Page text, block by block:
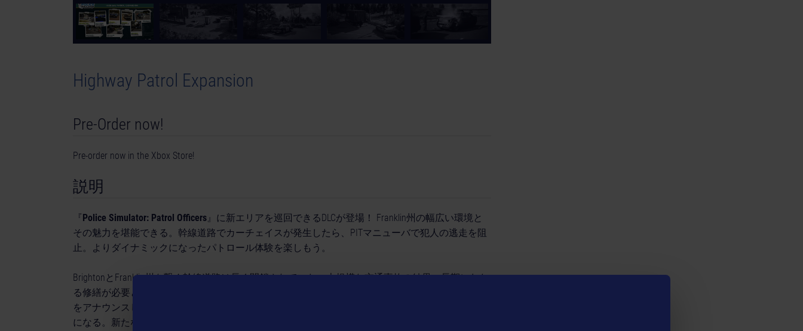
Highway Patrol Expansion
Pre-Order now!
Pre-order now in the Xbox Store!
説明
『Police Simulator: Patrol Officers 』に新エリアを巡回できるDLCが登場！ Franklin州の幅広い環境と
その魅力を堪能できる。幹線道路でカーチェイスが発生したら、PITマニューバで犯人の逃走を阻
止。よりダイナミックになったパトロール体験を楽しもう。
BrightonとFranklin州を繋ぐ幹線道路は長く閉鎖されていた。大規模な交通事故の結果、長期にわた
る修繕が必要となっていたのだ。ようやく幹線道路が再開通できることとなり、市長がその朗報
をアナウンスした。Brighton市警に所属する警察官はこれから、幹線道路をパトロールできるよう
になる。新たな任務に立ち向かい、使命を背負うことになるのだ。車両窃盗犯の逃亡を阻止する